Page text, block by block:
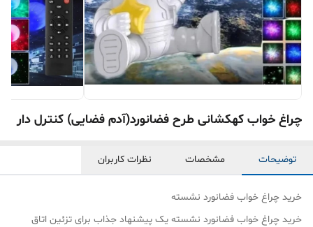
چراغ خواب کهکشانی طرح فضانورد(آدم فضایی) کنترل دار
توضیحات مشخصات نظرات کاربران
خرید چراغ خواب فضانورد نشسته
خرید چراغ خواب فضانورد نشسته یک پیشنهاد جذاب برای تزئین اتاق